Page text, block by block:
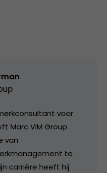
voor
Marc VIM Group
van
te
carrière heeft hij